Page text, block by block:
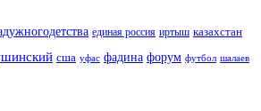
единая россия иртыш казахстан
сша уфас фадина форум футбол шалаев